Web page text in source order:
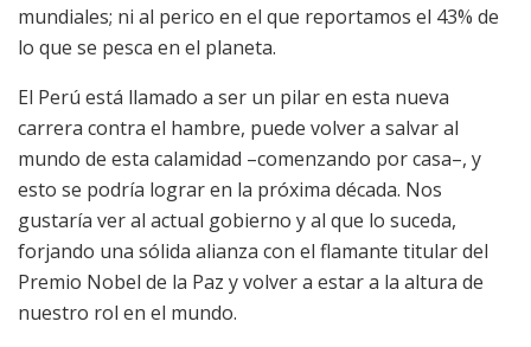
mundiales; ni al perico en el que reportamos el 43% de
lo que se pesca en el planeta.
El Perú está llamado a ser un pilar en esta nueva
carrera contra el hambre, puede volver a salvar al
mundo de esta calamidad –comenzando por casa–, y
esto se podría lograr en la próxima década. Nos
gustaría ver al actual gobierno y al que lo suceda,
forjando una sólida alianza con el flamante titular del
Premio Nobel de la Paz y volver a estar a la altura de
nuestro rol en el mundo.